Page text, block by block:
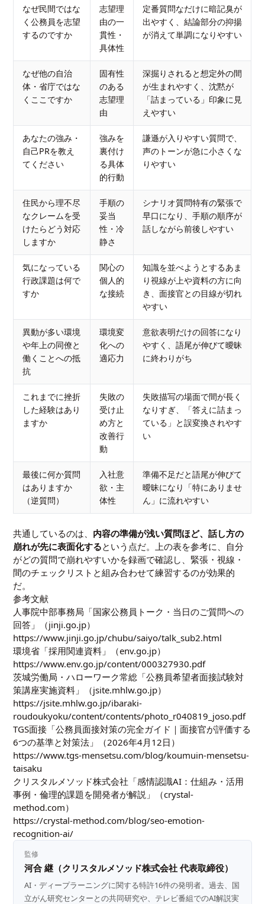
なぜ民間ではな
く公務員を志望
するのですか
志望理
由の一
貫性・
具体性
定番質問なだけに暗記臭が
出やすく、結論部分の抑揚
が消えて単調になりやすい
なぜ他の自治
体・省庁ではな
くここですか
固有性
のある
志望理
由
深掘りされると想定外の間
が生まれやすく、沈黙が
「詰まっている」印象に見
えやすい
あなたの強み・
自己PRを教え
てください
強みを
裏付け
る具体
的行動
謙遜が入りやすい質問で、
声のトーンが急に小さくな
りやすい
住民から理不尽
なクレームを受
けたらどう対応
しますか
手順の
妥当
性・冷
静さ
シナリオ質問特有の緊張で
早口になり、手順の順序が
話しながら前後しやすい
気になっている
行政課題は何で
すか
関心の
個人的
な接続
知識を並べようとするあま
り視線が上や資料の方に向
き、面接官との目線が切れ
やすい
異動が多い環境
や年上の同僚と
働くことへの抵
抗
環境変
化への
適応力
意欲表明だけの回答になり
やすく、語尾が伸びて曖昧
に終わりがち
これまでに挫折
した経験はあり
ますか
失敗の
受け止
め方と
改善行
動
失敗描写の場面で間が長く
なりすぎ、「答えに詰まっ
ている」と誤変換されやす
い
最後に何か質問
はありますか
（逆質問）
入社意
欲・主
体性
準備不足だと語尾が伸びて
曖昧になり「特にありませ
ん」に流れやすい
共通しているのは、 内容の準備が浅い質問ほど、話し方の
崩れが先に表面化するという点だ。上の表を参考に、自分
がどの質問で崩れやすいかを録画で確認し、緊張・視線・
間のチェックリストと組み合わせて練習するのが効果的
だ。
参考文献
人事院中部事務局「国家公務員トーク・当日のご質問への
回答」（jinji.go.jp）
https://www.jinji.go.jp/chubu/saiyo/talk_sub2.html
環境省「採用関連資料」（env.go.jp）
https://www.env.go.jp/content/000327930.pdf
茨城労働局・ハローワーク常総「公務員希望者面接試験対
策講座実施資料」（jsite.mhlw.go.jp）
https://jsite.mhlw.go.jp/ibaraki-
roudoukyoku/content/contents/photo_r040819_joso.pdf
TGS面接「公務員面接対策の完全ガイド｜面接官が評価する
6つの基準と対策法」（2026年4月12日）
https://www.tgs-mensetsu.com/blog/koumuin-mensetsu-
taisaku
クリスタルメソッド株式会社「感情認識AI：仕組み・活用
事例・倫理的課題を開発者が解説」（crystal-
method.com）
https://crystal-method.com/blog/seo-emotion-
recognition-ai/
監修
河合 継（クリスタルメソッド株式会社 代表取締役）
AI・ディープラーニングに関する特許16件の発明者。過去、国
立がん研究センターとの共同研究や、テレビ番組でのAI解説実